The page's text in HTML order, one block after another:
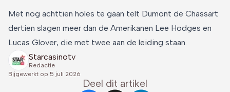
Met nog achttien holes te gaan telt Dumont de Chassart
dertien slagen meer dan de Amerikanen Lee Hodges en
Lucas Glover, die met twee aan de leiding staan.
Starcasinotv
Redactie
Bijgewerkt op 5 juli 2026
Deel dit artikel